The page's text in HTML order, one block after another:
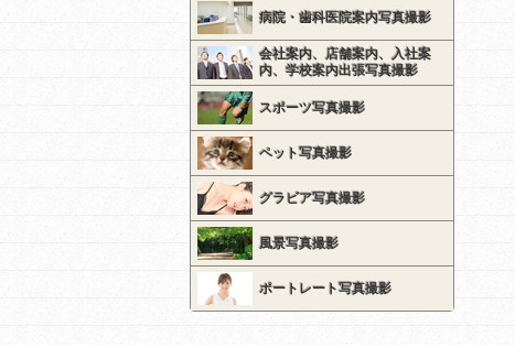
病院・歯科医院案内写真撮影
会社案内、店舗案内、入社案
内、学校案内出張写真撮影
スポーツ写真撮影
ペット写真撮影
グラビア写真撮影
風景写真撮影
ポートレート写真撮影